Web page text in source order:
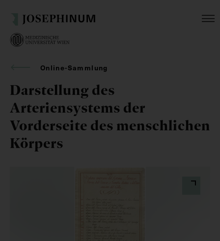
Online-Sammlung
Darstellung des
Arteriensystems der
Vorderseite des menschlichen
Körpers